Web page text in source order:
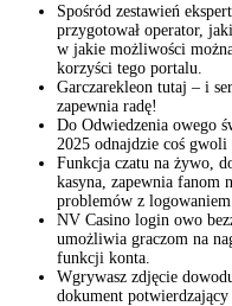
Spośród zestawień
przygotował operator,
w jakie możliwości
korzyści tego portalu.
Garczarekleon tutaj – i
zapewnia radę!
Do Odwiedzenia owego
2025 odnajdzie coś gwoli
Funkcja czatu na żywo,
kasyna, zapewnia fanom
problemów z logowaniem.
NV Casino login owo
umożliwia graczom na
funkcji konta.
Wgrywasz zdjęcie
dokument potwierdzający